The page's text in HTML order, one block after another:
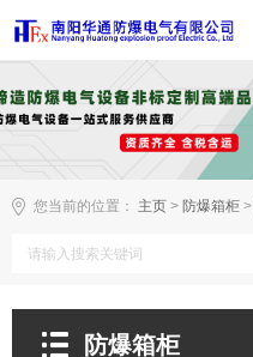
您当前的位置： 主页 > 防爆箱柜 >
防爆箱柜